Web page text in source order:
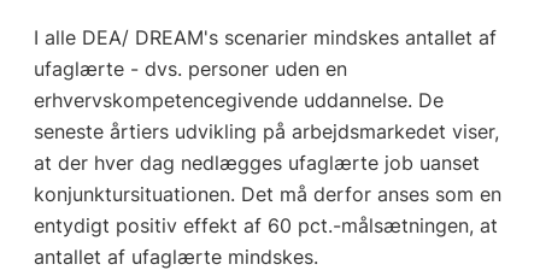
I alle DEA/ DREAM's scenarier mindskes antallet af
ufaglærte - dvs. personer uden en
erhvervskompetencegivende uddannelse. De
seneste årtiers udvikling på arbejdsmarkedet viser,
at der hver dag nedlægges ufaglærte job uanset
konjunktursituationen. Det må derfor anses som en
entydigt positiv effekt af 60 pct.-målsætningen, at
antallet af ufaglærte mindskes.